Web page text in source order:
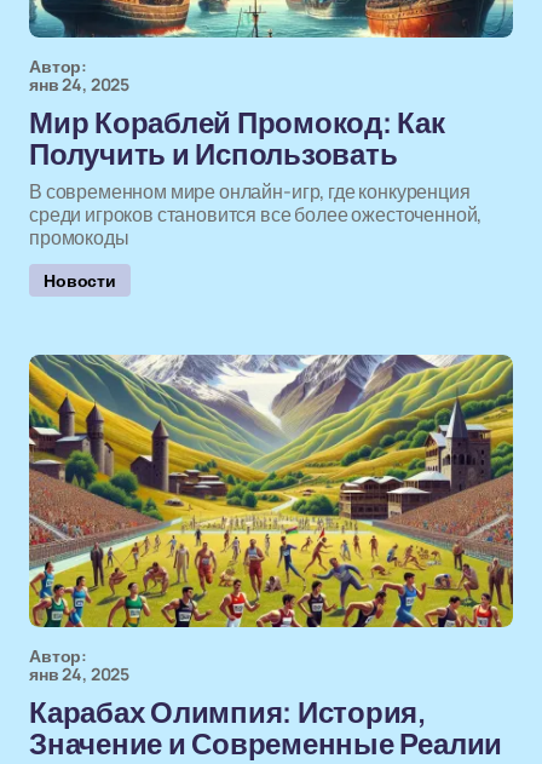
Автор:
янв 24, 2025
Мир Кораблей Промокод: Как
Получить и Использовать
В современном мире онлайн-игр, где конкуренция
среди игроков становится все более ожесточенной,
промокоды
Новости
Автор:
янв 24, 2025
Карабах Олимпия: История,
Значение и Современные Реалии